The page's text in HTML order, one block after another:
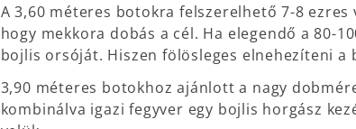
A 3,60 méteres botokra felszerelhető 7-8
hogy mekkora dobás a cél. Ha elegendő a 80-
bojlis orsóját. Hiszen fölösleges elnehezíteni a
3,90 méteres botokhoz ajánlott a nagy
kombinálva igazi fegyver egy bojlis horgász